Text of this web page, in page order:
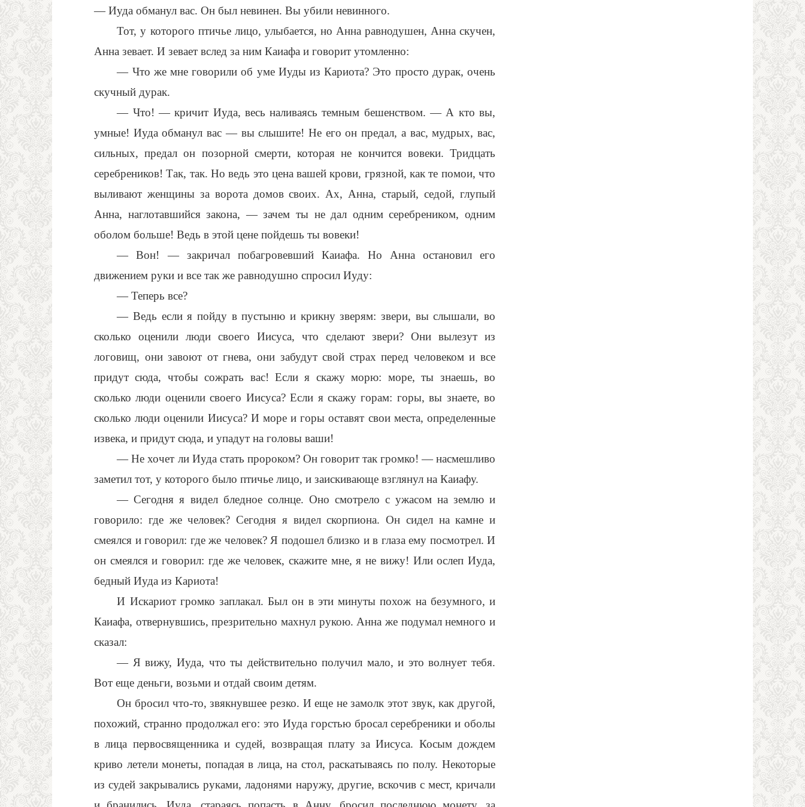
— Иуда обманул вас. Он был невинен. Вы убили невинного.
Тот, у которого птичье лицо, улыбается, но Анна равнодушен, Анна скучен,
Анна зевает. И зевает вслед за ним Каиафа и говорит утомленно:
— Что же мне говорили об уме Иуды из Кариота? Это просто дурак, очень
скучный дурак.
— Что! — кричит Иуда, весь наливаясь темным бешенством. — А кто вы,
умные! Иуда обманул вас — вы слышите! Не его он предал, а вас, мудрых, вас,
сильных, предал он позорной смерти, которая не кончится вовеки. Тридцать
серебреников! Так, так. Но ведь это цена вашей крови, грязной, как те помои, что
выливают женщины за ворота домов своих. Ах, Анна, старый, седой, глупый
Анна, наглотавшийся закона, — зачем ты не дал одним серебреником, одним
оболом больше! Ведь в этой цене пойдешь ты вовеки!
— Вон! — закричал побагровевший Каиафа. Но Анна остановил его
движением руки и все так же равнодушно спросил Иуду:
— Теперь все?
— Ведь если я пойду в пустыню и крикну зверям: звери, вы слышали, во
сколько оценили люди своего Иисуса, что сделают звери? Они вылезут из
логовищ, они завоют от гнева, они забудут свой страх перед человеком и все
придут сюда, чтобы сожрать вас! Если я скажу морю: море, ты знаешь, во
сколько люди оценили своего Иисуса? Если я скажу горам: горы, вы знаете, во
сколько люди оценили Иисуса? И море и горы оставят свои места, определенные
извека, и придут сюда, и упадут на головы ваши!
— Не хочет ли Иуда стать пророком? Он говорит так громко! — насмешливо
заметил тот, у которого было птичье лицо, и заискивающе взглянул на Каиафу.
— Сегодня я видел бледное солнце. Оно смотрело с ужасом на землю и
говорило: где же человек? Сегодня я видел скорпиона. Он сидел на камне и
смеялся и говорил: где же человек? Я подошел близко и в глаза ему посмотрел. И
он смеялся и говорил: где же человек, скажите мне, я не вижу! Или ослеп Иуда,
бедный Иуда из Кариота!
И Искариот громко заплакал. Был он в эти минуты похож на безумного, и
Каиафа, отвернувшись, презрительно махнул рукою. Анна же подумал немного и
сказал:
— Я вижу, Иуда, что ты действительно получил мало, и это волнует тебя.
Вот еще деньги, возьми и отдай своим детям.
Он бросил что-то, звякнувшее резко. И еще не замолк этот звук, как другой,
похожий, странно продолжал его: это Иуда горстью бросал серебреники и оболы
в лица первосвященника и судей, возвращая плату за Иисуса. Косым дождем
криво летели монеты, попадая в лица, на стол, раскатываясь по полу. Некоторые
из судей закрывались руками, ладонями наружу, другие, вскочив с мест, кричали